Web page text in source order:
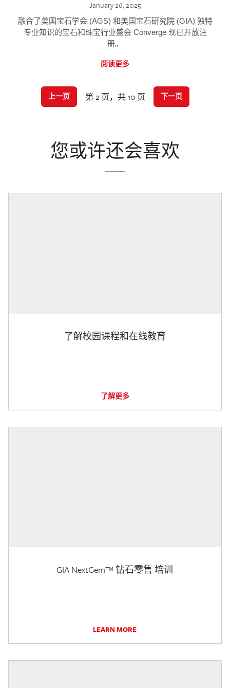
January 26, 2025
融合了美国宝石学会 (AGS) 和美国宝石研究院 (GIA) 独特
专业知识的宝石和珠宝行业盛会 Converge 现已开放注
册。
阅读更多
上一页 第 2 页，共 10 页 下一页
您或许还会喜欢
了解校园课程和在线教育
了解更多
GIA NextGem™ 钻石零售 培训
LEARN MORE